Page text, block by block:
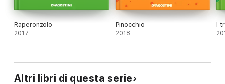
Raperonzolo
2017
Pinocchio
2018
I
Altri libri di questa serie